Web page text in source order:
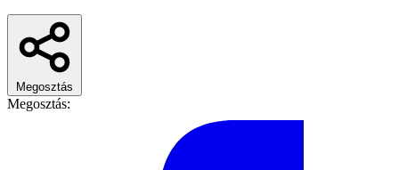
Megosztás
Megosztás: